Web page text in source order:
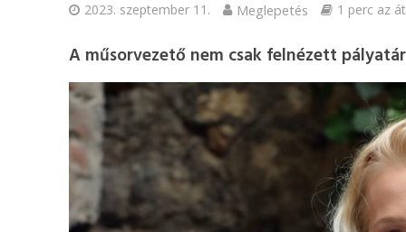
2023. szeptember 11. Meglepetés 1 perc az
A műsorvezető nem csak felnézett